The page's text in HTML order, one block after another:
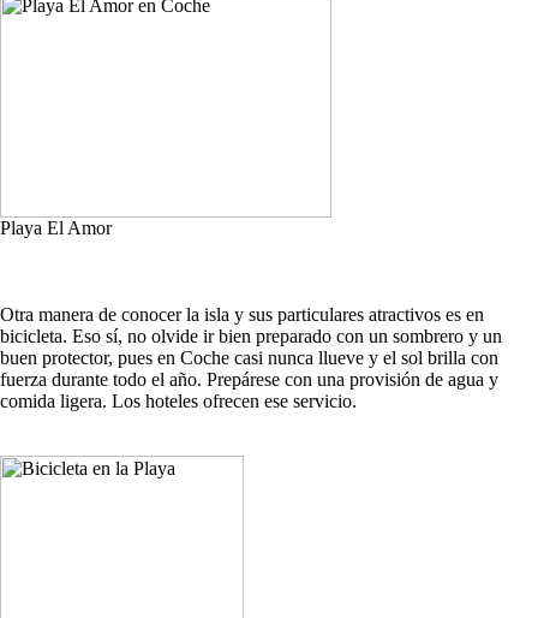
Playa El Amor
Otra manera de conocer la isla y sus particulares atractivos es en
bicicleta. Eso sí, no olvide ir bien preparado con un sombrero y un
buen protector, pues en Coche casi nunca llueve y el sol brilla con
fuerza durante todo el año. Prepárese con una provisión de agua y
comida ligera. Los hoteles ofrecen ese servicio.